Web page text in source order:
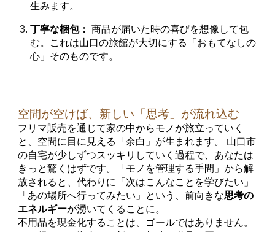
生みます。
丁寧な梱包： 商品が届いた時の喜びを想像して包
む。これは山口の旅館が大切にする「おもてなしの
心」そのものです。
空間が空けば、新しい「思考」が流れ込む
フリマ販売を通じて家の中からモノが旅立っていく
と、空間に目に見える「余白」が生まれます。 山口市
の自宅が少しずつスッキリしていく過程で、あなたは
きっと驚くはずです。「モノを管理する手間」から解
放されると、代わりに「次はこんなことを学びたい」
「あの場所へ行ってみたい」という、前向きな思考の
エネルギーが湧いてくることに。
不用品を現金化することは、ゴールではありません。